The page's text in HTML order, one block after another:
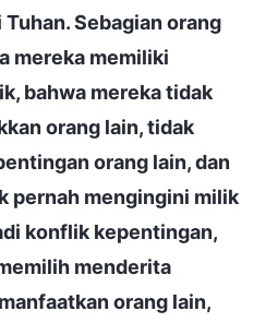
Sebagian orang
mereka memiliki
bahwa mereka tidak
orang lain, tidak
orang lain, dan
pernah mengingini milik
konflik kepentingan,
menderita
orang lain,